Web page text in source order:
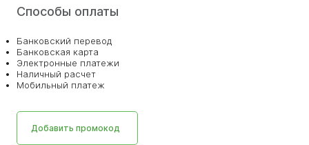
Способы оплаты
Банковский перевод
Банковская карта
Электронные платежи
Наличный расчет
Мобильный платеж
Добавить промокод